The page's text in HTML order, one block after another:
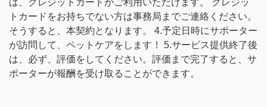
トカードをお持ちでない方は事務局までご連絡ください。
そうすると、本契約となります。 4.予定日時にサポーター
が訪問して、ペットケアをします！ 5.サービス提供終了後
は、必ず、評価をしてください。評価まで完了すると、サ
ポーターが報酬を受け取ることができます。